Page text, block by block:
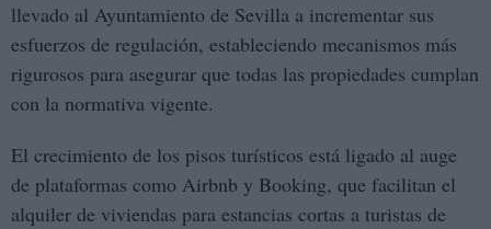
llevado al Ayuntamiento de Sevilla a incrementar sus
esfuerzos de regulación, estableciendo mecanismos más
rigurosos para asegurar que todas las propiedades cumplan
con la normativa vigente.
El crecimiento de los pisos turísticos está ligado al auge
de plataformas como Airbnb y Booking, que facilitan el
alquiler de viviendas para estancias cortas a turistas de